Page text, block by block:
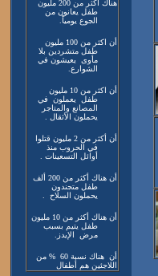
هناك اكثر من 200 مليون
طفل يعانون من
الجوع يومياً.
أن اكثر من 100 مليون
طفل متشردين بلا
مأوى يعيشون في
الشوارع.
أن اكثر من 10 مليون
طفل يعملون في
المصانع والمتاجر
يحملون الأثقال .
أن أكثر من 2 مليون قتلوا
في الحروب منذ
أوائل التسعينات .
أن هناك أكثر من 200 ألف
طفل متجندون
يحملون السلاح .
أن هناك أكثر من 10 مليون
طفل يتيم بسبب
مرض الإيدز.
أن هناك نسبة 60 % من
اللاجئين هم أطفال